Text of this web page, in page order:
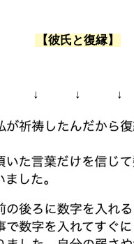
【彼氏と復縁】
↓ ↓ ↓